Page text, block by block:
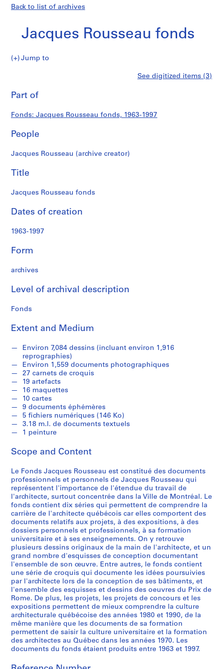
Back to list of archives
Jacques Rousseau fonds
Jacques
Jump to
i
s
:
a
n
t
e
r
q
u
s
1
8
-
1
9
9
7
AP066.S1
S
e
i
s
:
P
r
o
j
e
t
s
e
t
r
é
a
l
i
s
a
t
Rousseau
fonds
See digitized items (3)
Part of
Fonds: Jacques Rousseau fonds, 1963-1997
People
Jacques Rousseau (archive creator)
Title
Jacques Rousseau fonds
Dates of creation
1963-1997
Form
archives
Level of archival description
Fonds
Extent and Medium
Environ 7,084 dessins (incluant environ 1,916
reprographies)
Environ 1,559 documents photographiques
27 carnets de croquis
19 artefacts
16 maquettes
10 cartes
9 documents éphémères
5 fichiers numériques (146 Ko)
3.18 m.l. de documents textuels
1 peinture
Scope and Content
Le Fonds Jacques Rousseau est constitué des documents
professionnels et personnels de Jacques Rousseau qui
représentent l'importance de l'étendue du travail de
l'architecte, surtout concentrée dans la Ville de Montréal. Le
fonds contient dix séries qui permettent de comprendre la
carrière de l'architecte québécois car elles comportent des
documents relatifs aux projets, à des expositions, à des
dossiers personnels et professionnels, à sa formation
universitaire et à ses enseignements. On y retrouve
plusieurs dessins originaux de la main de l'architecte, et un
grand nombre d'esquisses de conception documentant
l'ensemble de son œuvre. Entre autres, le fonds contient
une série de croquis qui documente les idées poursuivies
par l'architecte lors de la conception de ses bâtiments, et
l'ensemble des esquisses et dessins des oeuvres du Prix de
Rome. De plus, les projets, les projets de concours et les
expositions permettent de mieux comprendre la culture
architecturale québécoise des années 1980 et 1990, de la
même manière que les documents de sa formation
permettent de saisir la culture universitaire et la formation
des architectes au Québec dans les années 1970. Les
documents du fonds étaient produits entre 1963 et 1997.